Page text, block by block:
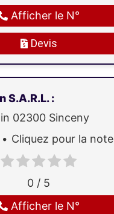
Devis
Afficher le N°
S.A.R.L.:
02300 Sinceny
Afficher le N°
0 / 5
Cliquez pour la